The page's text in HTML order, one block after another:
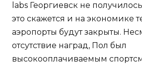
labs Георгиевск не
это скажется и на экономике
аэропорты будут закрыты.
отсутствие наград, Пол был
высокооплачиваемым